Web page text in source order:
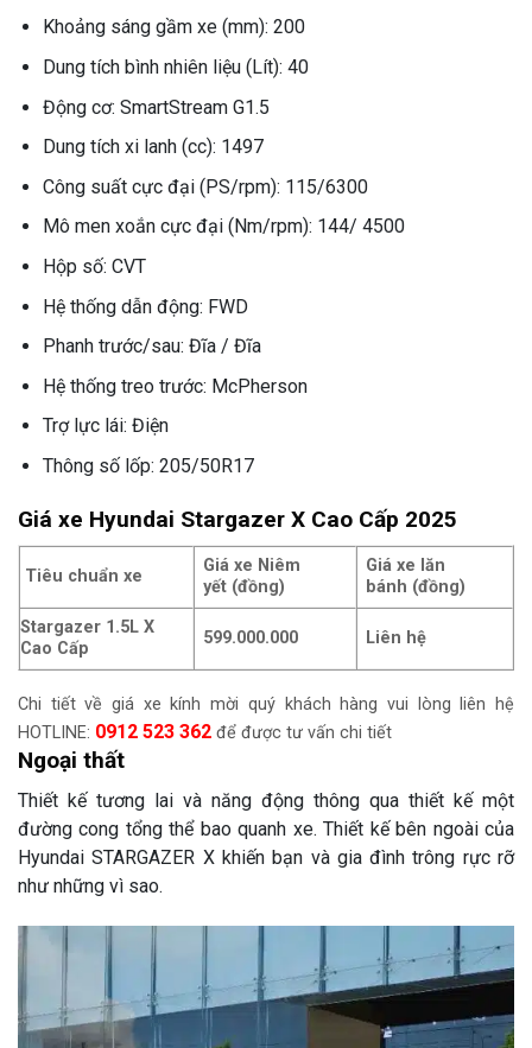
Khoảng sáng gầm xe (mm): 200
Dung tích bình nhiên liệu (Lít): 40
Động cơ: SmartStream G1.5
Dung tích xi lanh (cc): 1497
Công suất cực đại (PS/rpm): 115/6300
Mô men xoắn cực đại (Nm/rpm): 144/ 4500
Hộp số: CVT
Hệ thống dẫn động: FWD
Phanh trước/sau: Đĩa / Đĩa
Hệ thống treo trước: McPherson
Trợ lực lái: Điện
Thông số lốp: 205/50R17
Giá xe Hyundai Stargazer X Cao Cấp 2025
Tiêu chuẩn xe
Giá xe Niêm
yết (đồng)
Giá xe lăn
bánh (đồng)
Stargazer 1.5L X
Cao Cấp
599.000.000 Liên hệ
Chi tiết về giá xe kính mời quý khách hàng vui lòng liên hệ
HOTLINE: 0912 523 362 để được tư vấn chi tiết
Ngoại thất
Thiết kế tương lai và năng động thông qua thiết kế một
đường cong tổng thể bao quanh xe. Thiết kế bên ngoài của
Hyundai STARGAZER X khiến bạn và gia đình trông rực rỡ
như những vì sao.